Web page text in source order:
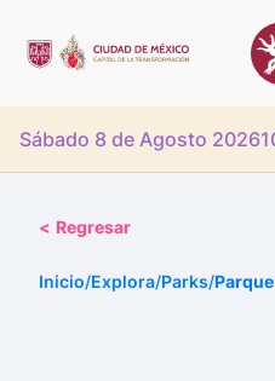
Sábado 8 de Agosto 2026
< Regresar
Inicio/Explora/Parks/